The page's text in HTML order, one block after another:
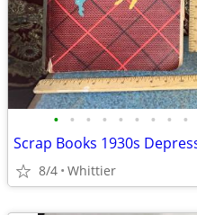
• • • • • • • • •
8/4 Whittier